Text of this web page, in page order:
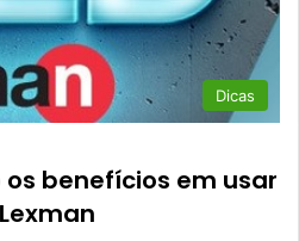
Dicas
benefícios em usar